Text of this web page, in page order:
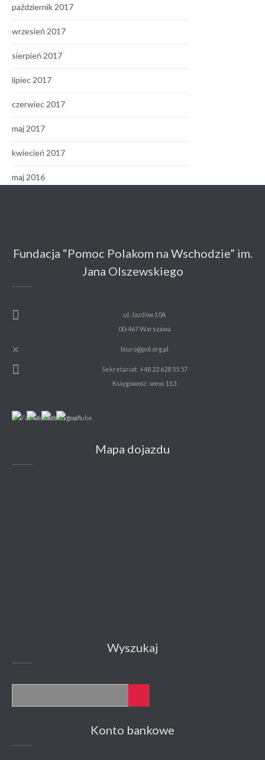
październik 2017
wrzesień 2017
sierpień 2017
lipiec 2017
czerwiec 2017
maj 2017
kwiecień 2017
maj 2016
Fundacja “Pomoc Polakom na Wschodzie” im.
Jana Olszewskiego
ul. Jazdów 10A
00-467 Warszawa
biuro@pol.org.pl
Sekretariat: +48 22 628 55 57
Księgowość: wew. 113
Mapa dojazdu
Wyszukaj
Konto bankowe